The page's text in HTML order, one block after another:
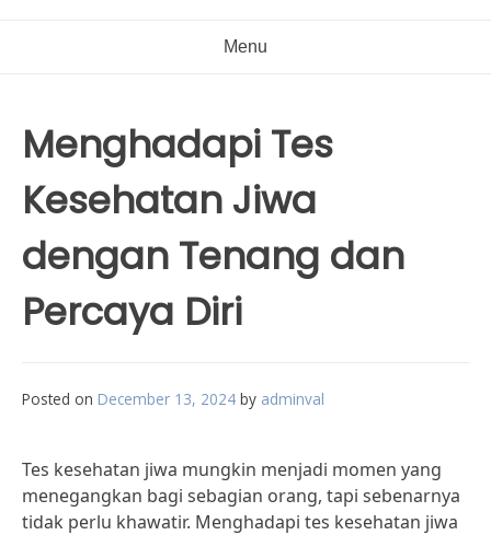
Menu
Menghadapi Tes
Kesehatan Jiwa
dengan Tenang dan
Percaya Diri
Posted on December 13, 2024 by adminval
Tes kesehatan jiwa mungkin menjadi momen yang
menegangkan bagi sebagian orang, tapi sebenarnya
tidak perlu khawatir. Menghadapi tes kesehatan jiwa